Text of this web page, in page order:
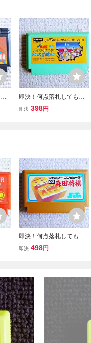
即決！何点落札しても送
料185円★西遊記スーパ
即決 398円
即決！何点落札しても送
料185円★森田将棋 後
ＯＫ動作OK
即決 498円